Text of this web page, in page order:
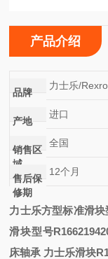
产品介绍
品牌
力士乐/
产地
进口
销售区
域
全国
售后保
修期
12个月
力士乐方型标准滑
滑块型号
床轴承 力士乐滑块